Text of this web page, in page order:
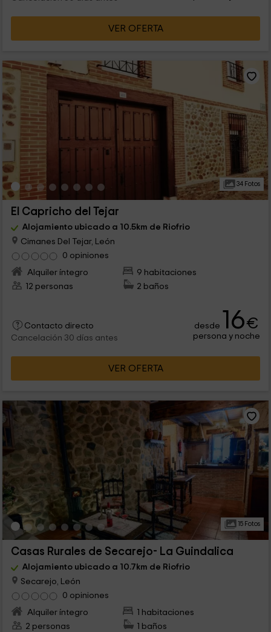
VER OFERTA
34 Fotos
El Capricho del Tejar
Alojamiento ubicado a 10.5km de Riofrio
Cimanes Del Tejar, León
0 opiniones
Alquiler íntegro
9 habitaciones
12 personas
2 baños
Contacto directo
Cancelación 30 días antes
desde 16€
persona y noche
VER OFERTA
15 Fotos
Casas Rurales de Secarejo- La Guindalica
Alojamiento ubicado a 10.7km de Riofrio
Secarejo, León
0 opiniones
Alquiler íntegro
1 habitaciones
2 personas
1 baños